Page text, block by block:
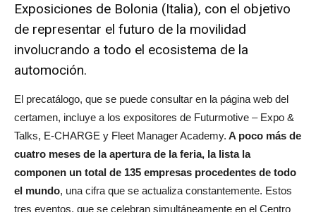
Exposiciones de Bolonia (Italia), con el objetivo
de representar el futuro de la movilidad
involucrando a todo el ecosistema de la
automoción.
El precatálogo, que se puede consultar en la página web del
certamen, incluye a los expositores de Futurmotive – Expo &
Talks, E-CHARGE y Fleet Manager Academy. A poco más de
cuatro meses de la apertura de la feria, la lista la
componen un total de 135 empresas procedentes de todo
el mundo, una cifra que se actualiza constantemente. Estos
tres eventos, que se celebran simultáneamente en el Centro